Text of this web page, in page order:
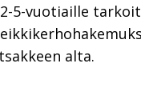
5-vuotiaille
alta.